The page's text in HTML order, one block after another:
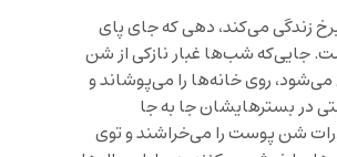
زندگی می‌کند، دهی که جای پای
جایی‌که شب‌ها غبار نازکی از شن
روی خانه‌ها را می‌پوشاند و
در بسترهایشان جا به جا
شن پوست را می‌خراشند و توی